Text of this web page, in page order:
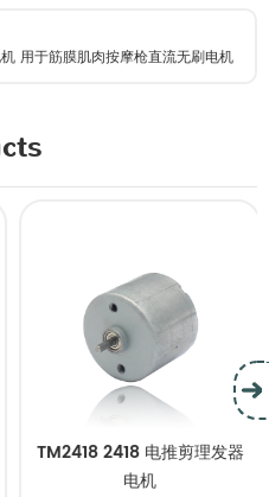
用于筋膜肌肉按摩枪直流无刷电机
TM2418 2418 电推剪理发器
电机